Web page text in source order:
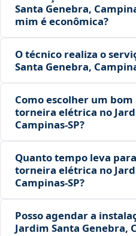
Santa Genebra,
mim é econômica?
O técnico realiza o
Santa Genebra,
Como escolher um
torneira elétrica no
Campinas‑SP?
Quanto tempo leva
torneira elétrica no
Campinas‑SP?
Posso agendar a
Jardim Santa Genebra,